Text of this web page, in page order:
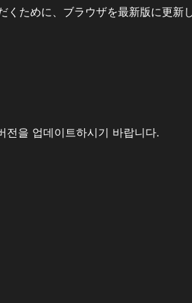
ために、ブラウザを最新版に更新
전을 업데이트하시기 바랍니다.